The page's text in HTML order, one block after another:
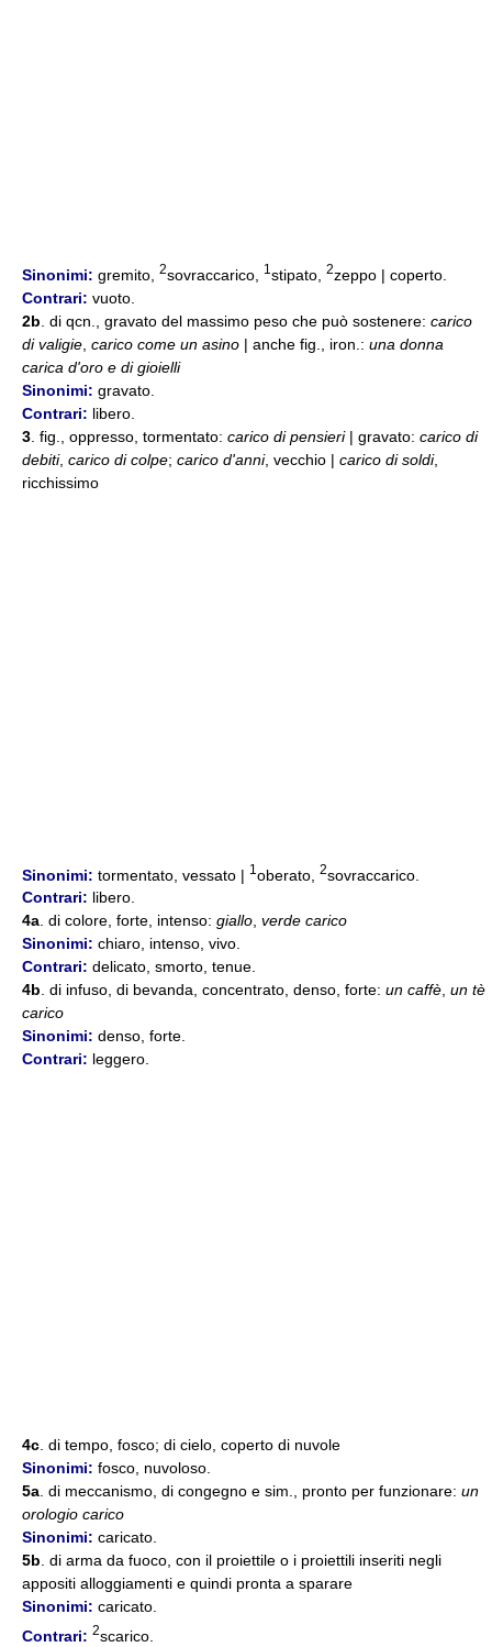
Sinonimi: gremito, 2sovraccarico, 1 stipato, 2zeppo | coperto.
Contrari: vuoto.
2b . di qcn., gravato del massimo peso che può sostenere: carico
di valigie carico come un asino | anche fig., iron.: una donna
carica d'oro e di gioielli
Sinonimi: gravato.
Contrari: libero.
3 . fig., oppresso, tormentato: carico di pensieri| gravato: carico di
debiti, carico di colpe; carico d'anni, vecchio | carico di soldi,
ricchissimo
Sinonimi: tormentato, vessato | 1 oberato, 2sovraccarico.
Contrari: libero.
4a. di colore, forte, intenso: giallo, verde carico
Sinonimi: chiaro, intenso, vivo.
Contrari: delicato, smorto, tenue.
4b. di infuso, di bevanda, concentrato, denso, forte: un caffè, un tè
carico
Sinonimi: denso, forte.
Contrari: leggero.
4c. di tempo, fosco; di cielo, coperto di nuvole
Sinonimi: fosco, nuvoloso.
5a. di meccanismo, di congegno e sim., pronto per funzionare: un
orologio carico
Sinonimi: caricato.
5b. di arma da fuoco, con il proiettile o i proiettili inseriti negli
appositi alloggiamenti e quindi pronta a sparare
Sinonimi: caricato.
Contrari: 2scarico.